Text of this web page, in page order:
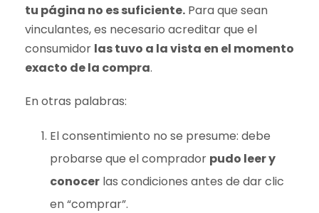
tu página no es suficiente. Para que sean
vinculantes, es necesario acreditar que el
consumidor las tuvo a la vista en el momento
exacto de la compra.
En otras palabras:
El consentimiento no se presume: debe
probarse que el comprador pudo leer y
conocer las condiciones antes de dar clic
en “comprar”.